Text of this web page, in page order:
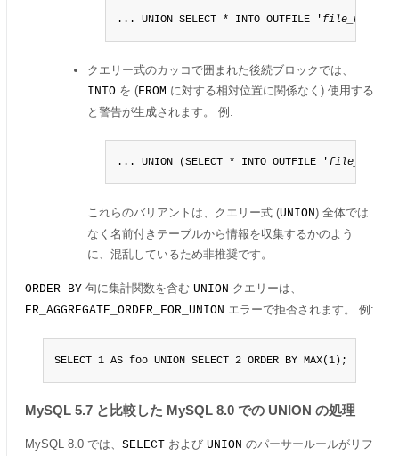
... UNION SELECT * INTO OUTFILE ' file_name
クエリー式のカッコで囲まれた後続ブロックでは、
INTO を (FROM に対する相対位置に関係なく) 使用する
と警告が生成されます。 例:
... UNION (SELECT * INTO OUTFILE ' file_name
これらのバリアントは、クエリー式 (UNION) 全体では
なく名前付きテーブルから情報を収集するかのよう
に、混乱しているため非推奨です。
ORDER BY 句に集計関数を含む UNION クエリーは、
ER_AGGREGATE_ORDER_FOR_UNION エラーで拒否されます。 例:
SELECT 1 AS foo UNION SELECT 2 ORDER BY MAX(1);
MySQL 5.7 と比較した MySQL 8.0 での UNION の処理
MySQL 8.0 では、 SELECT および UNION のパーサールールがリフ